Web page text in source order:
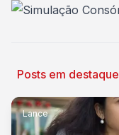
Posts em destaque
Lance